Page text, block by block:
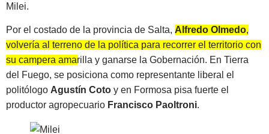
Milei.
Por el costado de la provincia de Salta, Alfredo Olmedo,
volvería al terreno de la política para recorrer el territorio con
su campera amarilla y ganarse la Gobernación. En Tierra
del Fuego, se posiciona como representante liberal el
politólogo Agustín Coto y en Formosa pisa fuerte el
productor agropecuario Francisco Paoltroni.